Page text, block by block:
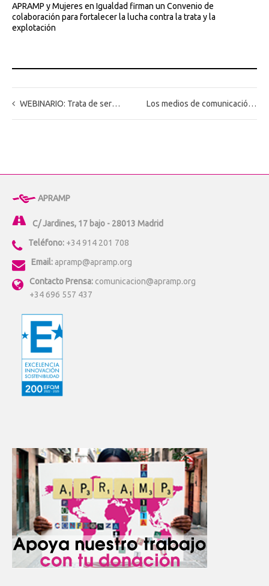
APRAMP y Mujeres en Igualdad firman un Convenio de
colaboración para fortalecer la lucha contra la trata y la
explotación
WEBINARIO: Trata de seres humanos y explotación sexual en el marco de los ODS Los medios de comunicación se vuelcan con la condecoración al Mérito Civil de la directora de APRAMP
APRAMP
C/ Jardines, 17 bajo - 28013 Madrid
Teléfono: +34 914 201 708
Email: apramp@apramp.org
Contacto Prensa: comunicacion@apramp.org
+34 696 557 437